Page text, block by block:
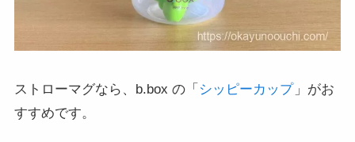
ストローマグなら、b.box の「 シッピーカップ」がお
すすめです。